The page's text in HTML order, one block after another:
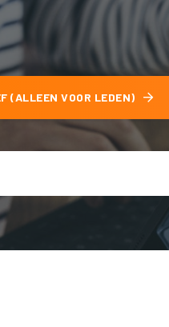
(ALLEEN VOOR LEDEN)